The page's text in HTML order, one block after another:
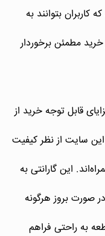
بتوانند به
مطمئن برخوردار
قابل توجه خرید از
این سایت از نظر کیفیت
این گارانتی به
صورت بروز هرگونه
به راحتی فراهم